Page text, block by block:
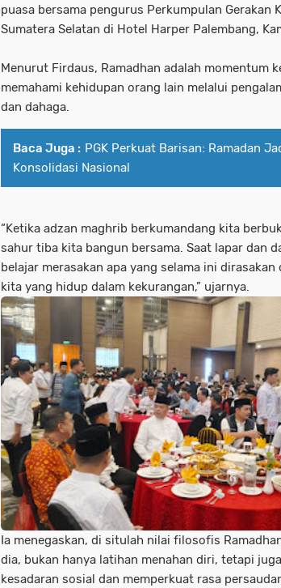
puasa bersama pengurus Perkumpulan Gerakan
Sumatera Selatan di Hotel Harper Palembang,
Menurut Firdaus, Ramadhan adalah momentum
memahami kehidupan orang lain melalui
dan dahaga.
Baca Juga : PGK Perkuat Barisan: Ramadan
Konsolidasi Nasional
“Ketika adzan maghrib berkumandang kita
sahur tiba kita bangun bersama. Saat lapar dan
belajar merasakan apa yang selama ini
kita yang hidup dalam kekurangan,” ujarnya.
Ia menegaskan, di situlah nilai filosofis
dia, bukan hanya latihan menahan diri, tetapi
kesadaran sosial dan memperkuat rasa